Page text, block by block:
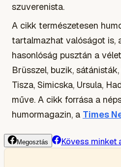
szuverenista.
A cikk természetesen
tartalmazhat valóságot is,
hasonlóság pusztán a
Brüsszel, buzik,
Tisza, Simicska, Ursula,
műve. A cikk forrása a
humormagazin, a Times
Megosztás Kövess minket